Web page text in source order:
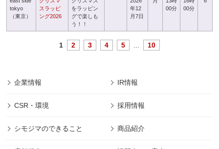
tokyo
（東京）
スラッピ
ング2026
をラッピン
グで楽しも
う！！
年12
月7日
00分
00分
1 2 3 4 5 10
企業情報 IR情報
CSR・環境 採用情報
シモジマのできること 商品紹介